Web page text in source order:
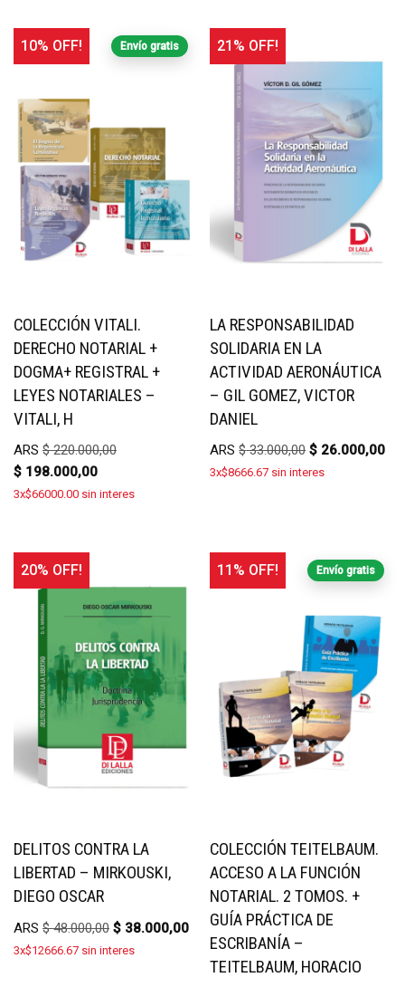
Envío gratis
10% OFF!
COLECCIÓN VITALI.
DERECHO NOTARIAL +
DOGMA+ REGISTRAL +
LEYES NOTARIALES –
VITALI, H
ARS $220.000,00
$ 198.000,00
3x$66000.00 sin interes
21% OFF!
LA RESPONSABILIDAD
SOLIDARIA EN LA
ACTIVIDAD AERONÁUTICA
– GIL GOMEZ, VICTOR
DANIEL
ARS$33.000,00 $ 26.000,00
3x$8666.67 sin interes
20% OFF!
DELITOS CONTRA LA
LIBERTAD – MIRKOUSKI,
DIEGO OSCAR
ARS $48.000,00 $ 38.000,00
3x$12666.67 sin interes
Envío gratis
11% OFF!
COLECCIÓN TEITELBAUM.
ACCESO A LA FUNCIÓN
NOTARIAL. 2 TOMOS. +
GUÍA PRÁCTICA DE
ESCRIBANÍA –
TEITELBAUM, HORACIO